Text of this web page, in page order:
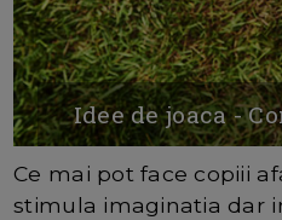
Idee de joaca -
Ce mai pot face copiii
stimula imaginatia dar